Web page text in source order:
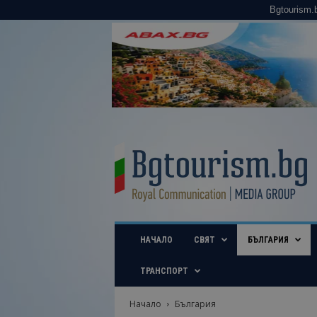
u
i
b
НАЧАЛО СВЯТ БЪЛГАРИЯ
ТРАНСПОРТ
Начало България